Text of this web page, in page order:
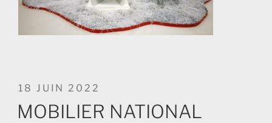
PUBLIÉ
LE
18 JUIN 2022
MOBILIER NATIONAL